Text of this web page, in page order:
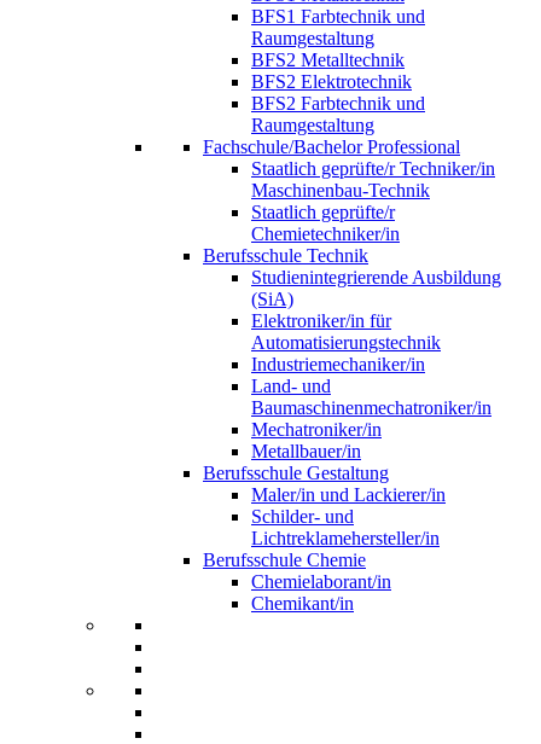
BFS1 Farbtechnik und
Raumgestaltung
BFS2 Metalltechnik
BFS2 Elektrotechnik
BFS2 Farbtechnik und
Raumgestaltung
Fachschule/Bachelor Professional
Staatlich geprüfte/r Techniker/in
Maschinenbau-Technik
Staatlich geprüfte/r
Chemietechniker/in
Berufsschule Technik
Studienintegrierende Ausbildung
(SiA)
Elektroniker/in für
Automatisierungstechnik
Industriemechaniker/in
Land- und
Baumaschinenmechatroniker/in
Mechatroniker/in
Metallbauer/in
Berufsschule Gestaltung
Maler/in und Lackierer/in
Schilder- und
Lichtreklamehersteller/in
Berufsschule Chemie
Chemielaborant/in
Chemikant/in